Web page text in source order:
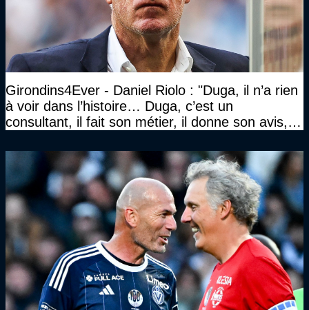
Girondins4Ever - Daniel Riolo : "Duga, il n’a rien
à voir dans l’histoire… Duga, c’est un
consultant, il fait son métier, il donne son avis, et